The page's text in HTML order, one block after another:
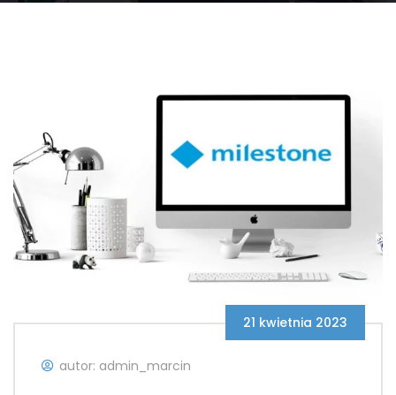
21 kwietnia 2023
autor: admin_marcin